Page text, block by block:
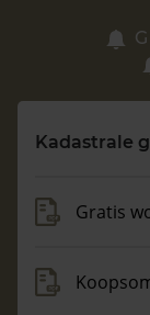
Vragen?
088
Kadastrale
Gratis